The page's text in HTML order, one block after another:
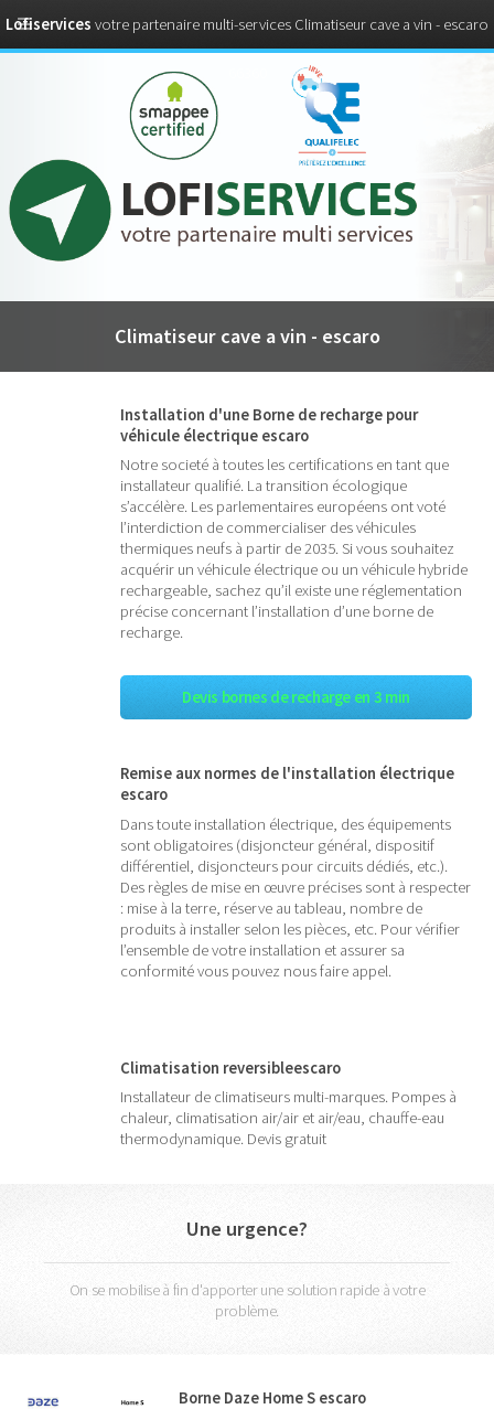
Climatiseur cave a vin - escaro
Installation d'une Borne de recharge pour
véhicule électrique escaro
Notre societé à toutes les certifications en tant que
installateur qualifié. La transition écologique
s’accélère. Les parlementaires européens ont voté
l’interdiction de commercialiser des véhicules
thermiques neufs à partir de 2035. Si vous souhaitez
acquérir un véhicule électrique ou un véhicule hybride
rechargeable, sachez qu’il existe une réglementation
précise concernant l’installation d’une borne de
recharge.
Devis bornes de recharge en 3 min
Remise aux normes de l'installation électrique
escaro
Dans toute installation électrique, des équipements
sont obligatoires (disjoncteur général, dispositif
différentiel, disjoncteurs pour circuits dédiés, etc.).
Des règles de mise en œuvre précises sont à respecter
: mise à la terre, réserve au tableau, nombre de
produits à installer selon les pièces, etc. Pour vérifier
l’ensemble de votre installation et assurer sa
conformité vous pouvez nous faire appel.
Climatisation reversibleescaro
Installateur de climatiseurs multi-marques. Pompes à
chaleur, climatisation air/air et air/eau, chauffe-eau
thermodynamique. Devis gratuit
Une urgence?
On se mobilise à fin d'apporter une solution rapide à votre
problème.
Borne Daze Home S escaro
Lofiservices votre partenaire multi-services Climatiseur cave a vin - escaro